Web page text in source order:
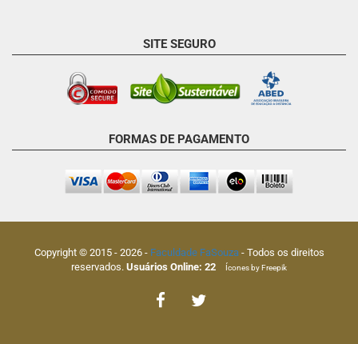
SITE SEGURO
FORMAS DE PAGAMENTO
Copyright © 2015 - 2026- Faculdade FaSouza- Todos os direitos
reservados. Usuários Online: 22 Ícones by Freepik